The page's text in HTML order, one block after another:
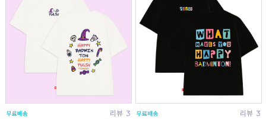
리뷰 3 리뷰 3